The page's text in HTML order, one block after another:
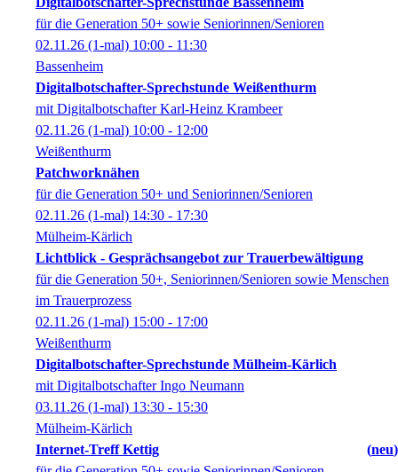
für die Generation 50+ sowie Seniorinnen/Senioren
02.11.26 (1-mal) 10:00 - 11:30
Bassenheim
Digitalbotschafter-Sprechstunde Weißenthurm
mit Digitalbotschafter Karl-Heinz Krambeer
02.11.26 (1-mal) 10:00 - 12:00
Weißenthurm
Patchworknähen
für die Generation 50+ und Seniorinnen/Senioren
02.11.26 (1-mal) 14:30 - 17:30
Mülheim-Kärlich
Lichtblick - Gesprächsangebot zur Trauerbewältigung
für die Generation 50+, Seniorinnen/Senioren sowie Menschen
im Trauerprozess
02.11.26 (1-mal) 15:00 - 17:00
Weißenthurm
Digitalbotschafter-Sprechstunde Mülheim-Kärlich
mit Digitalbotschafter Ingo Neumann
03.11.26 (1-mal) 13:30 - 15:30
Mülheim-Kärlich
Internet-Treff Kettig
neu